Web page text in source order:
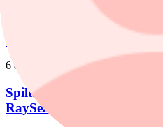
Joakim Agerback och Shayan
6 augusti, 14:51
Spiltan Småbolagsfond
RaySearch